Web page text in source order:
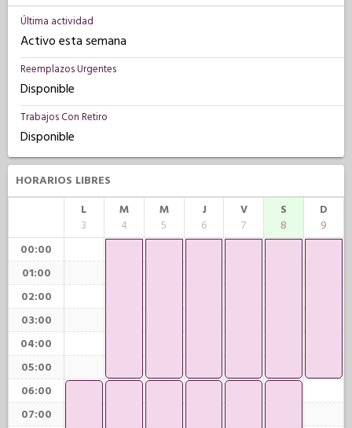
Última actividad
Activo esta semana
Reemplazos Urgentes
Disponible
Trabajos Con Retiro
Disponible
HORARIOS LIBRES
L
3
M
4
M
5
J
6
V
7
S
8
D
9
00:00
01:00
02:00
03:00
04:00
05:00
06:00
07:00